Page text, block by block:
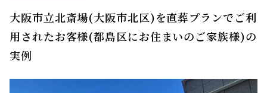
大阪市立北斎場(大阪市北区)を直葬プランでご利
用されたお客様(都島区にお住まいのご家族様)の
実例